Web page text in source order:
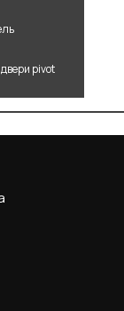
pivot